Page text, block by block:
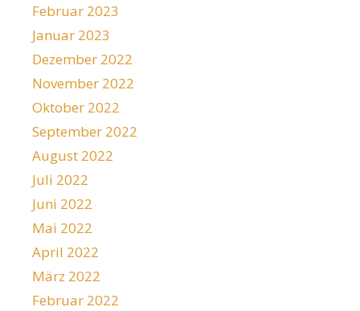
Februar 2023
Januar 2023
Dezember 2022
November 2022
Oktober 2022
September 2022
August 2022
Juli 2022
Juni 2022
Mai 2022
April 2022
März 2022
Februar 2022